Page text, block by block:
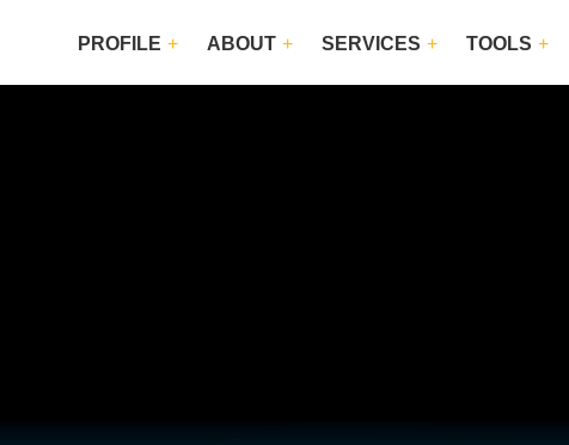
PROFILE ABOUT SERVICES TOOLS